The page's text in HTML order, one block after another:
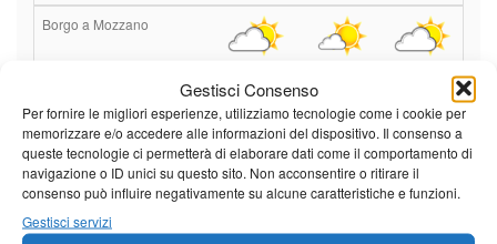
Gestisci Consenso
Per fornire le migliori esperienze, utilizziamo tecnologie come i cookie per
memorizzare e/o accedere alle informazioni del dispositivo. Il consenso a
queste tecnologie ci permetterà di elaborare dati come il comportamento di
navigazione o ID unici su questo sito. Non acconsentire o ritirare il
consenso può influire negativamente su alcune caratteristiche e funzioni.
Gestisci servizi
Borgo a Mozzano
23°C|33°C 22°C|33°C 21°C|34°C
Castelnuovo Garfagnana